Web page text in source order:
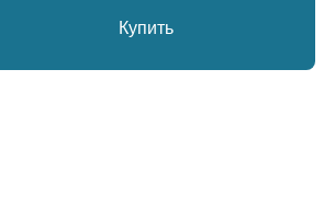
Купить